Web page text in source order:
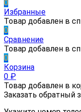
0
Избранные
Товар добавлен в
0
Сравнение
Товар добавлен в
0
Корзина
0 ₽
Товар добавлен в
Заказать обратный